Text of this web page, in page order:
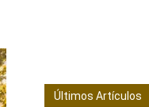
Últimos Artículos